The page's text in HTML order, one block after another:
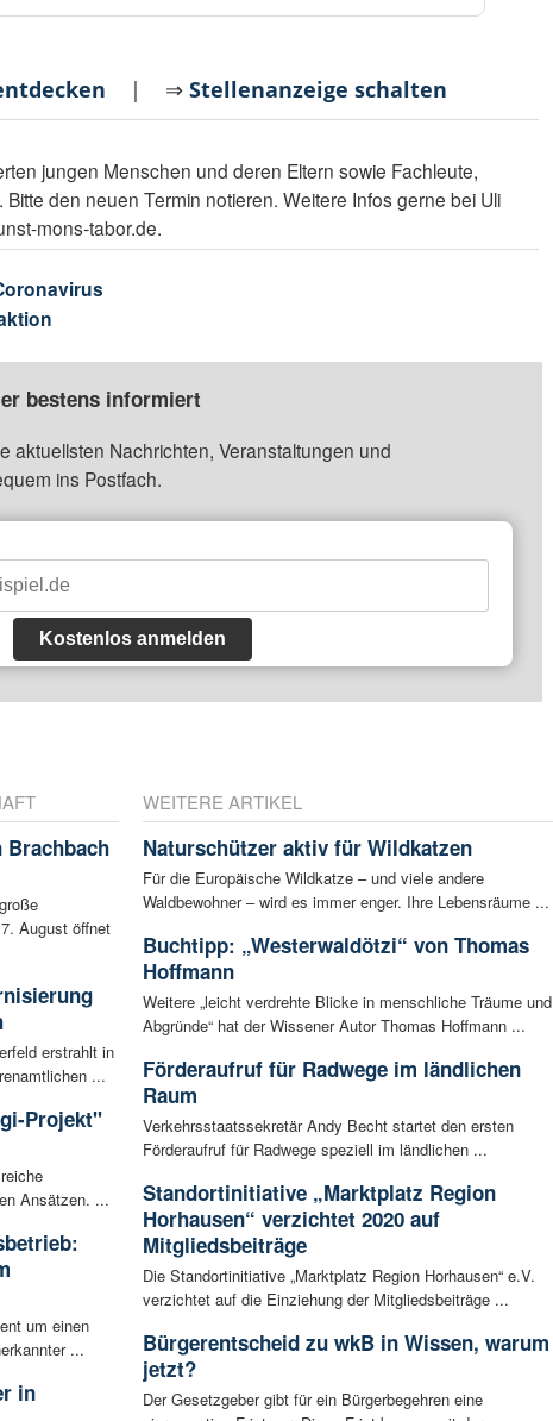
| ⇒Stellenanzeige schalten
jungen Menschen und deren Eltern sowie Fachleute,
den neuen Termin notieren. Weitere Infos gerne bei Uli
mons-tabor.de.
bestens informiert
aktuellsten Nachrichten, Veranstaltungen und
ins Postfach.
Kostenlos anmelden
August öffnet
erstrahlt in
...
Projekt"
Ansätzen. ...
um einen
...
in
WEITERE ARTIKEL
Naturschützer aktiv für Wildkatzen
Für die Europäische Wildkatze – und viele andere
Waldbewohner – wird es immer enger. Ihre Lebensräume ...
Buchtipp: „Westerwaldötzi“ von Thomas
Hoffmann
Weitere „leicht verdrehte Blicke in menschliche Träume und
Abgründe“ hat der Wissener Autor Thomas Hoffmann ...
Förderaufruf für Radwege im ländlichen
Raum
Verkehrsstaatssekretär Andy Becht startet den ersten
Förderaufruf für Radwege speziell im ländlichen ...
Standortinitiative „Marktplatz Region
Horhausen“ verzichtet 2020 auf
Mitgliedsbeiträge
Die Standortinitiative „Marktplatz Region Horhausen“ e.V.
verzichtet auf die Einziehung der Mitgliedsbeiträge ...
Bürgerentscheid zu wkB in Wissen, warum
jetzt?
Der Gesetzgeber gibt für ein Bürgerbegehren eine